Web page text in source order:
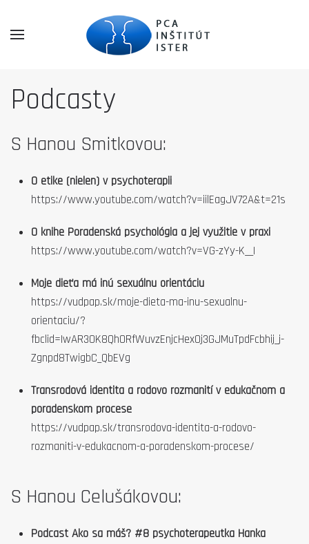
Podcasty
S Hanou Smitkovou:
O etike (nielen) v psychoterapii
https://www.youtube.com/watch?v=iilEagJV72A&t=21s
O knihe Poradenská psychológia a jej využitie v praxi
https://www.youtube.com/watch?v=VG-zYy-K__I
Moje dieťa má inú sexuálnu orientáciu
https://vudpap.sk/moje-dieta-ma-inu-sexualnu-
orientaciu/?
fbclid=IwAR30K8QhORfWuvzEnjcHex0j3GJMuTpdFcbhij_j-
Zgnpd8TwigbC_QbEVg
Transrodová identita a rodovo rozmanití v edukačnom a
poradenskom procese
https://vudpap.sk/transrodova-identita-a-rodovo-
rozmaniti-v-edukacnom-a-poradenskom-procese/
S Hanou Celušákovou:
Podcast Ako sa máš? #8 psychoterapeutka Hanka